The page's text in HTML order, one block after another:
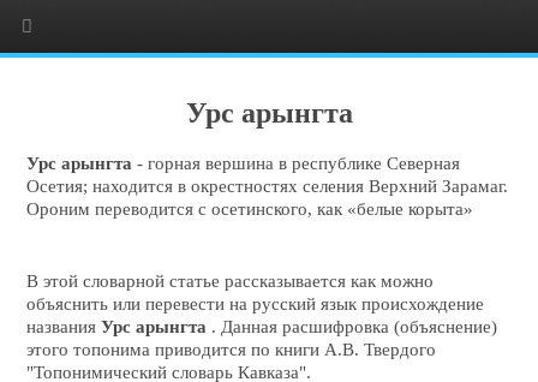
Урс арынгта
Урс арынгта- горная вершина в республике Северная
Осетия; находится в окрестностях селения Верхний Зарамаг.
Ороним переводится с осетинского, как «белые корыта»
В этой словарной статье рассказывается как можно
объяснить или перевести на русский язык происхождение
названияУрс арынгта . Данная расшифровка (объяснение)
этого топонима приводится по книги А.В. Твердого
"Топонимический словарь Кавказа".